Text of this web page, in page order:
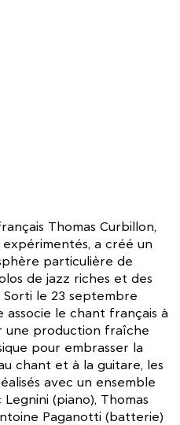
Thomas Curbillon,
a créé un
particulière de
de jazz riches et des
le 23 septembre
associe le chant français à
une production fraîche
pour embrasser la
chant et à la guitare, les
avec un ensemble
(piano), Thomas
Paganotti (batterie)